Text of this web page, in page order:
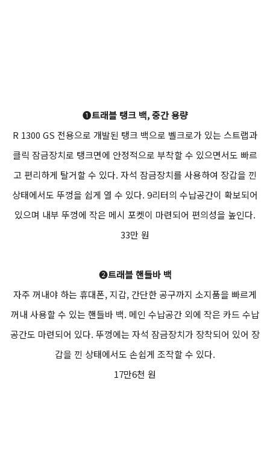
❶트래블 탱크 백, 중간 용량
R 1300 GS 전용으로 개발된 탱크 백으로 벨크로가 있는 스트랩과
클릭 잠금장치로 탱크면에 안정적으로 부착할 수 있으면서도 빠르
고 편리하게 탈거할 수 있다. 자석 잠금장치를 사용하여 장갑을 낀
상태에서도 뚜껑을 쉽게 열 수 있다. 9리터의 수납공간이 확보되어
있으며 내부 뚜껑에 작은 메시 포켓이 마련되어 편의성을 높인다.
33만 원
❷트래블 핸들바 백
자주 꺼내야 하는 휴대폰, 지갑, 간단한 공구까지 소지품을 빠르게
꺼내 사용할 수 있는 핸들바 백. 메인 수납공간 외에 작은 카드 수납
공간도 마련되어 있다. 뚜껑에는 자석 잠금장치가 장착되어 있어 장
갑을 낀 상태에서도 손쉽게 조작할 수 있다.
17만6천 원